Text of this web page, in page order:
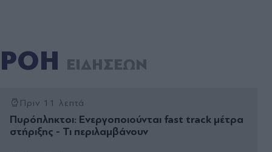
ΡΟΗ ΕΙΔΗΣΕΩΝ
Πριν 11 λεπτά
Πυρόπληκτοι: Ενεργοποιούνται fast track μέτρα
στήριξης - Τι περιλαμβάνουν